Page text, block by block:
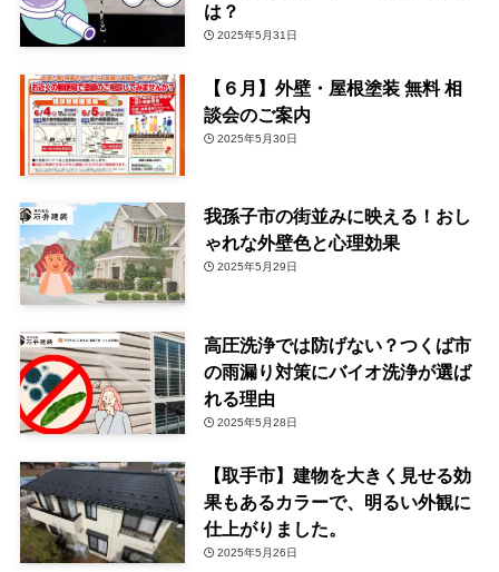
は？
2025年5月31日
【６月】外壁・屋根塗装 無料 相
談会のご案内
2025年5月30日
我孫子市の街並みに映える！おし
ゃれな外壁色と心理効果
2025年5月29日
高圧洗浄では防げない？つくば市
の雨漏り対策にバイオ洗浄が選ば
れる理由
2025年5月28日
【取手市】建物を大きく見せる効
果もあるカラーで、明るい外観に
仕上がりました。
2025年5月26日